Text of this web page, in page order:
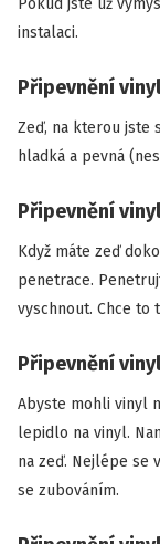
Pokud jste už
instalaci.
Připevnění
Zeď, na kterou jste
hladká a pevná
Připevnění
Když máte zeď
penetrace.
vyschnout. Chce to
Připevnění
Abyste mohli vinyl
lepidlo na vinyl.
na zeď. Nejlépe se
se zubováním.